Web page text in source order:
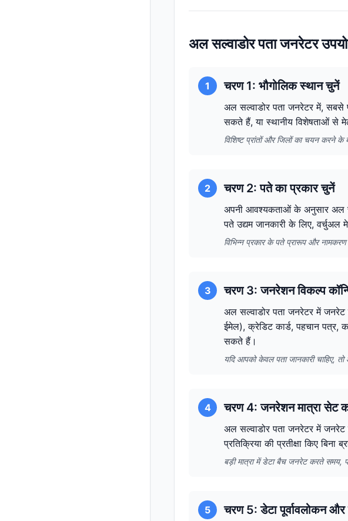
अल सल्वाडोर पता जनरेटर
1 चरण 1: भौगोलिक स्थान चुनें
अल सल्वाडोर पता जनरेटर में,
सकते हैं, या स्थानीय विशेषताओं से
विशिष्ट प्रांतों और जिलों का चयन करने
2 चरण 2: पते का प्रकार चुनें
अपनी आवश्यकताओं के अनुसार अल
पते उद्यम जानकारी के लिए, वर्चुअल
विभिन्न प्रकार के पते प्रारूप और
3 चरण 3: जनरेशन विकल्प
अल सल्वाडोर पता जनरेटर में
ईमेल), क्रेडिट कार्ड, पहचान पत्र,
सकते हैं।
यदि आपको केवल पता जानकारी
4 चरण 4: जनरेशन मात्रा सेट
अल सल्वाडोर पता जनरेटर में
प्रतिक्रिया की प्रतीक्षा किए
बड़ी मात्रा में डेटा बैच जनरेट करते समय,
5 चरण 5: डेटा पूर्वावलोकन और